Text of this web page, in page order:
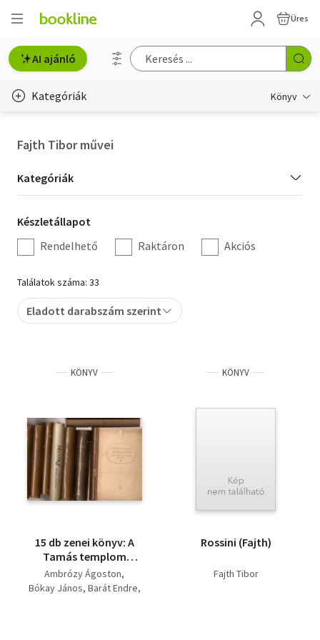
Üres
AI ajánló
Kategóriák Könyv
Hobbi, szabadidő
Irodalom
Művészet
Szakkönyv
Tankönyv, segédkönyv
Természettudomány
Történelem
Vallás
Fajth Tibor művei
Kategória
szűrés
Kategóriák
Készletállapot
szűrés
Készletállapot
Rendelhető
Raktáron Akciós
Találatok száma: 33
Eladott darabszám szerint
KÖNYV
15 db zenei könyv: A
Tamás templom
karnagya, Bohémek és
pillangók, Operettek
Ambrózy Ágoston
Bókay János Barát Endre
KÖNYV
Rossini (Fajth)
Fajth Tibor